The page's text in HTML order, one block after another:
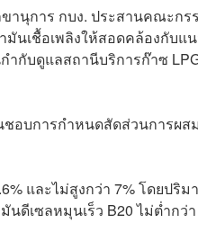
านุการ กบง. ประสานคณะกร
นเชื้อเพลิงให้สอดคล้องกับ
กับดูแลสถานีบริการก๊าซ
อบการกำหนดสัดส่วนการผส
และไม่สูงกว่า 7% โดยปริ
ดีเซลหมุนเร็ว B20 ไม่ต่ำกว่